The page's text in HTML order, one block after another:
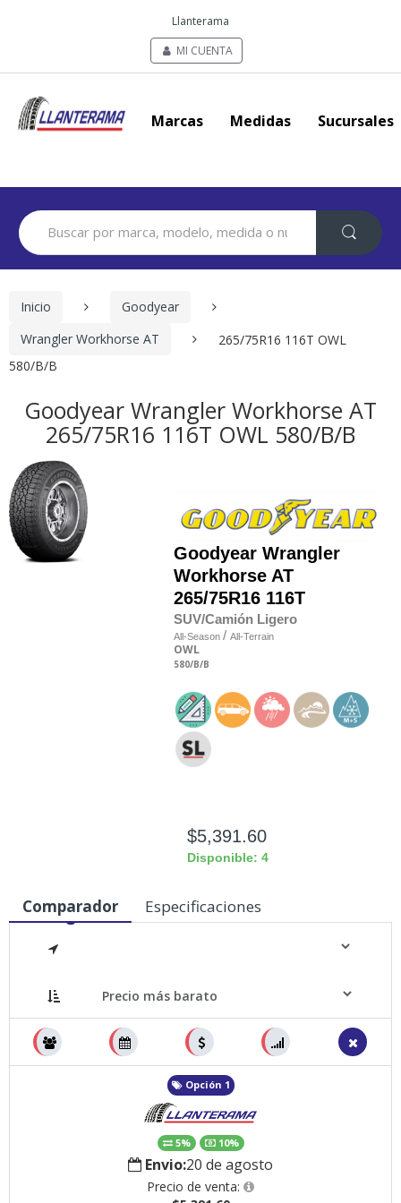
Llanterama
MI CUENTA
Marcas Medidas Sucursales
Search
for:
Inicio
Goodyear
Wrangler Workhorse AT
265/75R16 116T OWL
580/B/B
Goodyear Wrangler Workhorse AT
265/75R16 116T OWL 580/B/B
Goodyear Wrangler
Workhorse AT
265/75R16 116T
SUV/Camión Ligero
All-Season / All-Terrain
OWL
580/B/B
$5,391.60
Disponible: 4
Comparador Especificaciones
Opción 1
5% 10%
Envio:20 de agosto
Precio de venta: